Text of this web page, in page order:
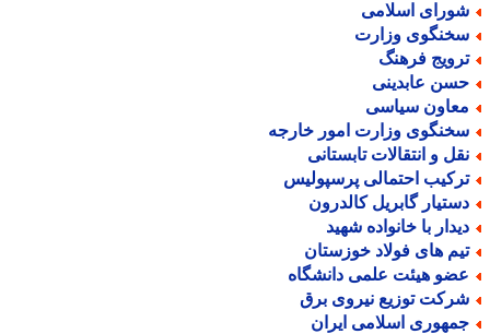
اسلامی
وزارت
فرهنگ
عابدینی
سیاسی
وزارت امور خارجه
و انتقالات تابستانی
احتمالی پرسپولیس
گابریل کالدرون
با خانواده شهید
های فولاد خوزستان
هیئت علمی دانشگاه
توزیع نیروی برق
اسلامی ایران